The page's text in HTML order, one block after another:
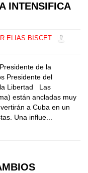
INTENSIFICA
ELIAS BISCET
de la
Presidente del
la Libertad Las
están ancladas muy
a Cuba en un
Una influe...